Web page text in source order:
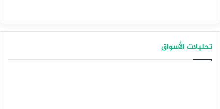
تحليلات الأسواق